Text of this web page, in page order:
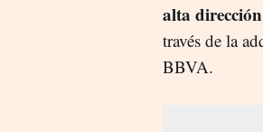
alta dirección
través de la
BBVA.